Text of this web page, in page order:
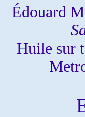
Édouard
Huile sur